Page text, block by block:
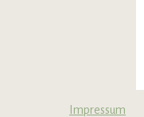
Impressum